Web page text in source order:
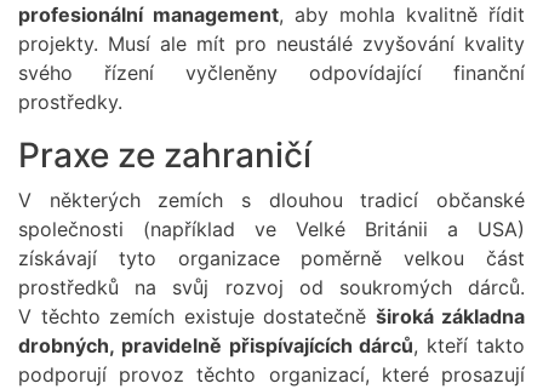
profesionální management, aby mohla kvalitně řídit
projekty. Musí ale mít pro neustálé zvyšování kvality
svého řízení vyčleněny odpovídající finanční
prostředky.
Praxe ze zahraničí
V některých zemích s dlouhou tradicí občanské
společnosti (například ve Velké Británii a USA)
získávají tyto organizace poměrně velkou část
prostředků na svůj rozvoj od soukromých dárců.
V těchto zemích existuje dostatečně široká základna
drobných, pravidelně přispívajících dárců, kteří takto
podporují provoz těchto organizací, které prosazují